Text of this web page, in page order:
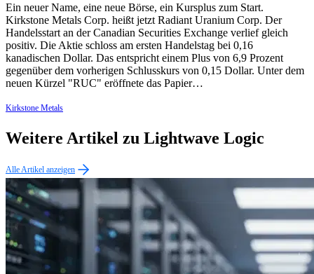
Ein neuer Name, eine neue Börse, ein Kursplus zum Start.
Kirkstone Metals Corp. heißt jetzt Radiant Uranium Corp. Der
Handelsstart an der Canadian Securities Exchange verlief gleich
positiv. Die Aktie schloss am ersten Handelstag bei 0,16
kanadischen Dollar. Das entspricht einem Plus von 6,9 Prozent
gegenüber dem vorherigen Schlusskurs von 0,15 Dollar. Unter dem
neuen Kürzel "RUC" eröffnete das Papier…
Kirkstone Metals
Weitere Artikel zu Lightwave Logic
Alle Artikel anzeigen